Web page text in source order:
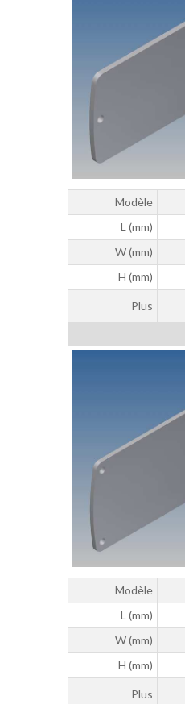
Modèle
L (mm)
W (mm)
H (mm)
Plus
Modèle
L (mm)
W (mm)
H (mm)
Plus